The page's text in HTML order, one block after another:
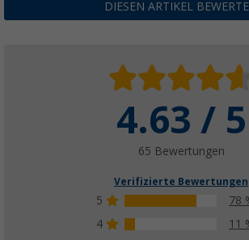
Camplife Makramee
ab4,99€UVP9,99 €
DIESEN ARTIKEL
4.63 / 5
65 Bewertungen
Verifizierte Bewertungen
5
78
4
11